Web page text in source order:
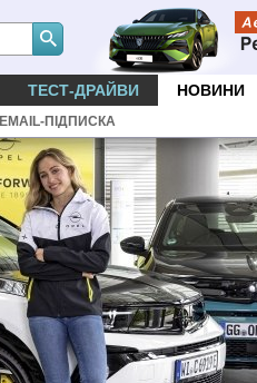
ТЕСТ-ДРАЙВИ НОВИНИ
EMAIL-ПІДПИСКА